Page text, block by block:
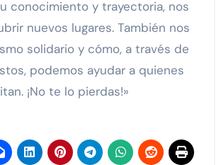
conocimiento y trayectoria, nos
nuevos lugares. También nos
solidario y cómo, a través de
podemos ayudar a quienes
¡No te lo pierdas!»